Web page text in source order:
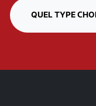
QUEL TYPE